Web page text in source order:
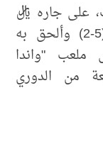
على جاره ريال
مدريد، بعدما تغلب عليه بنتيجة (5-2) وألحق به
ملعب "واندا
من الدوري